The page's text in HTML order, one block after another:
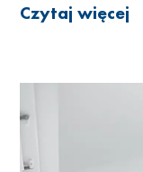
Czytaj więcej